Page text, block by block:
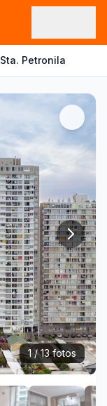
Sta. Petronila
1 / 13 fotos